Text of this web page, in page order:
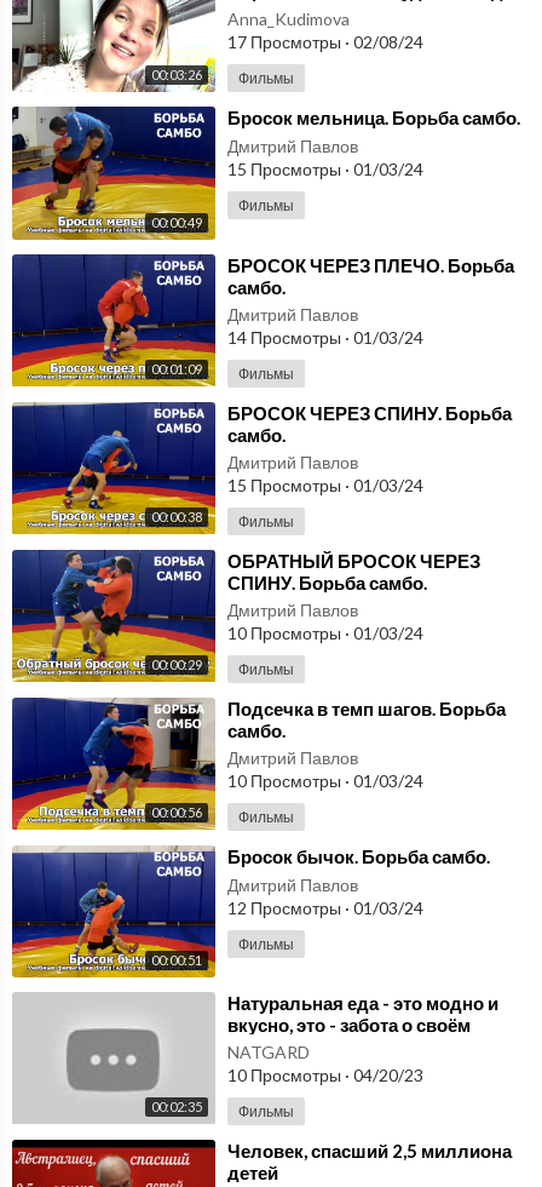
саться на канал: https://www.youtube.com/c/экономикаиуправл
ение?sub_confirmation=1
https://www.facebook.com/groups/economyandmanagement
https://vk.com/economyandmanagementchannel
https://ok.ru/group/55852994068660
https://instagram.com/economyandmanagement
https://zen.yandex.ru/id/5c8543e76a3b8100b34ecb8d
#ВладимирБазарный #Дети #Здоровыедети #Школа #Школьно
еобразование #Интервью #обучениедетей #Базарный
00:03:26
сын? Поиски Семёна Кудимова
через границы
Anna_Kudimova
17 Просмотры · 02/08/24
Фильмы
00:00:49
⁣Бросок мельница. Борьба самбо.
Дмитрий Павлов
15 Просмотры · 01/03/24
Фильмы
00:01:09
⁣БРОСОК ЧЕРЕЗ ПЛЕЧО. Борьба
самбо.
Дмитрий Павлов
14 Просмотры · 01/03/24
Фильмы
00:00:38
⁣БРОСОК ЧЕРЕЗ СПИНУ. Борьба
самбо.
Дмитрий Павлов
15 Просмотры · 01/03/24
Фильмы
00:00:29
⁣ОБРАТНЫЙ БРОСОК ЧЕРЕЗ
СПИНУ. Борьба самбо.
Дмитрий Павлов
10 Просмотры · 01/03/24
Фильмы
00:00:56
⁣Подсечка в темп шагов. Борьба
самбо.
Дмитрий Павлов
10 Просмотры · 01/03/24
Фильмы
00:00:51
⁣Бросок бычок. Борьба самбо.
Дмитрий Павлов
12 Просмотры · 01/03/24
Фильмы
00:02:35
⁣Натуральная еда - это модно и
вкусно, это - забота о своём
здоровье и здоровье своих
близких.
NATGARD
10 Просмотры · 04/20/23
Фильмы
⁣Человек, спасший 2,5 миллиона
детей